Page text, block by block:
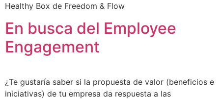
Healthy Box de Freedom & Flow
En busca del Employee
Engagement
¿Te gustaría saber si la propuesta de valor (beneficios e
iniciativas) de tu empresa da respuesta a las